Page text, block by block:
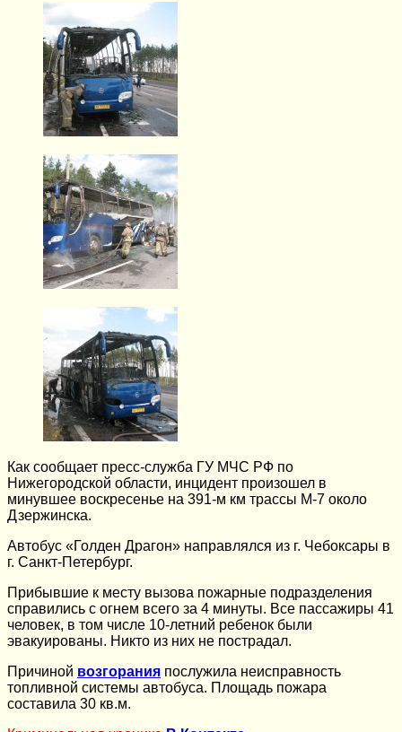
Как сообщает пресс-служба ГУ МЧС РФ по
Нижегородской области, инцидент произошел в
минувшее воскресенье на 391-м км трассы М-7 около
Дзержинска.
Автобус «Голден Драгон» направлялся из г. Чебоксары в
г. Санкт-Петербург.
Прибывшие к месту вызова пожарные подразделения
справились с огнем всего за 4 минуты. Все пассажиры 41
человек, в том числе 10-летний ребенок были
эвакуированы. Никто из них не пострадал.
Причиной возгорания послужила неисправность
топливной системы автобуса. Площадь пожара
составила 30 кв.м.